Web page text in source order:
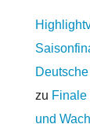
zu Finale
und